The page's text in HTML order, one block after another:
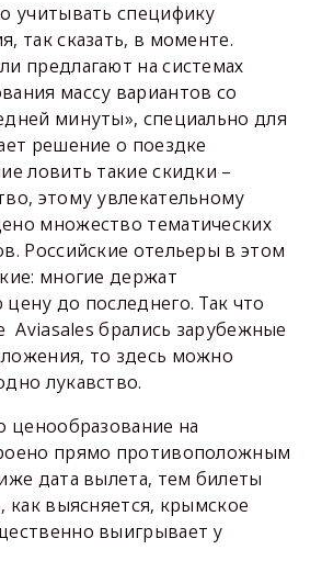
учитывать специфику
так сказать, в моменте.
предлагают на системах
массу вариантов со
минуты», специально для
решение о поездке
ловить такие скидки –
этому увлекательному
множество тематических
Российские отельеры в этом
многие держат
до последнего. Так что
Aviasales брались зарубежные
то здесь можно
лукавство.
ценообразование на
прямо противоположным
дата вылета, тем билеты
выясняется, крымское
выигрывает у